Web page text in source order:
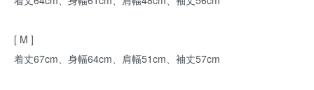
[ M ]
着丈67cm、身幅64cm、肩幅51cm、袖丈57cm